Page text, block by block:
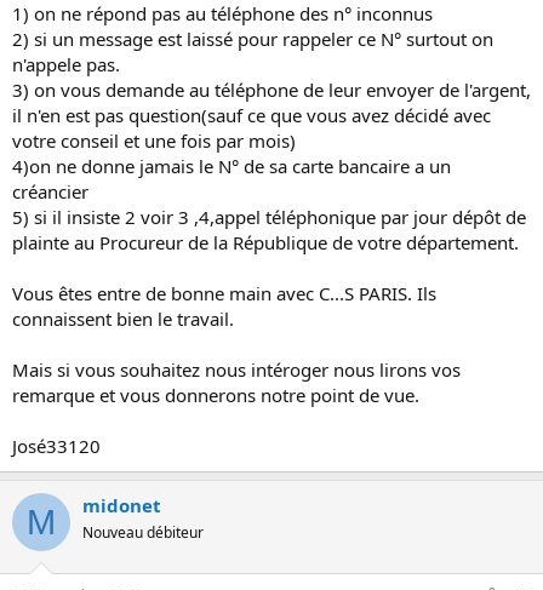
1) on ne répond pas au téléphone des n° inconnus
2) si un message est laissé pour rappeler ce N° surtout on
n'appele pas.
3) on vous demande au téléphone de leur envoyer de l'argent,
il n'en est pas question(sauf ce que vous avez décidé avec
votre conseil et une fois par mois)
4)on ne donne jamais le N° de sa carte bancaire a un
créancier
5) si il insiste 2 voir 3 ,4,appel téléphonique par jour dépôt de
plainte au Procureur de la République de votre département.
Vous êtes entre de bonne main avec C...S PARIS. Ils
connaissent bien le travail.
Mais si vous souhaitez nous intéroger nous lirons vos
remarque et vous donnerons notre point de vue.
José33120
M midonet
Nouveau débiteur